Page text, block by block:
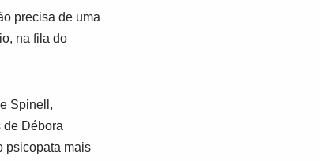
precisa de uma
na fila do
Spinell,
Débora
psicopata mais